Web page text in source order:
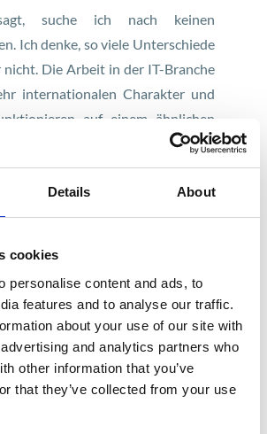
Details About
cookies
personalise content and ads, to
features and to analyse our traffic.
about your use of our site with
and analytics partners who
other information that you’ve
that they’ve collected from your use
suche ich nach keinen
Ich denke, so viele Unterschiede
nicht. Die Arbeit in der IT-Branche
internationalen Charakter und
auf einem ähnlichen
die regionalen Unterschiede
Das, was ich an der Mitarbeit mit
Kollegen mag, ist, dass sie
flexibel zu sein und schnell
– sie sind immer bereit, zu
wenn sie nur können.
du jemandem raten, der gerade
mit Business Intelligence